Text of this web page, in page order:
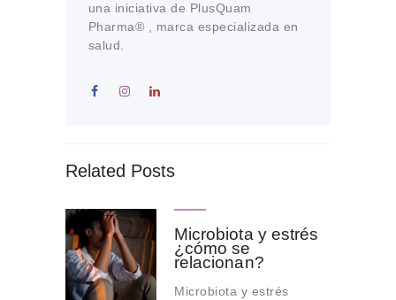
una iniciativa de PlusQuam
Pharma® , marca especializada en
salud.
Related Posts
Microbiota y estrés
¿cómo se
relacionan?
Microbiota y estrés